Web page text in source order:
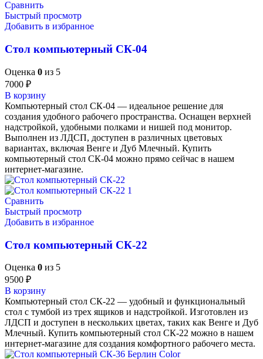
Сравнить
Быстрый просмотр
Добавить в избранное
Стол компьютерный СК-04
Оценка 0 из 5
7000 ₽
В корзину
Компьютерный стол СК-04 — идеальное решение для
создания удобного рабочего пространства. Оснащен верхней
надстройкой, удобными полками и нишей под монитор.
Выполнен из ЛДСП, доступен в различных цветовых
вариантах, включая Венге и Дуб Млечный. Купить
компьютерный стол СК-04 можно прямо сейчас в нашем
интернет-магазине.
Сравнить
Быстрый просмотр
Добавить в избранное
Стол компьютерный СК-22
Оценка 0 из 5
9500 ₽
В корзину
Компьютерный стол СК-22 — удобный и функциональный
стол с тумбой из трех ящиков и надстройкой. Изготовлен из
ЛДСП и доступен в нескольких цветах, таких как Венге и Дуб
Млечный. Купить компьютерный стол СК-22 можно в нашем
интернет-магазине для создания комфортного рабочего места.